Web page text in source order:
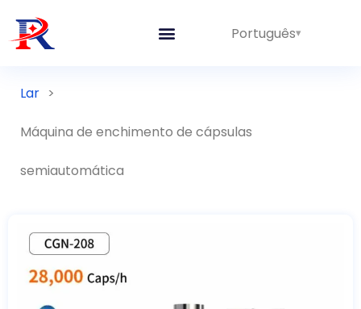
Português
Lar >
Máquina de enchimento de cápsulas
semiautomática